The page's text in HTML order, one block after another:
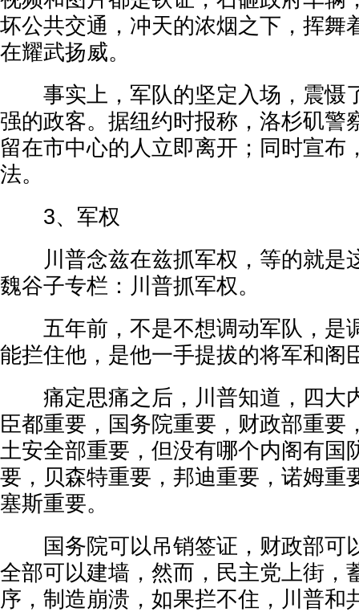
坏公共交通，冲天的浓烟之下，挥舞
在耀武扬威。
事实上，军队的坚定入场，震慑
强的政客。据纽约时报称，洛杉矶警
留在市中心的人立即离开；同时宣布
法。
3、军权
川普念兹在兹抓军权，等的就是
魏谷子专栏：川普抓军权。
五年前，不是不想调动军队，是
能拦住他，是他一手提拔的将军和阁
痛定思痛之后，川普知道，四大
臣都重要，国务院重要，财政部重要
土安全部重要，但没有哪个内阁有国
要，贝森特重要，邦迪重要，诺姆重
塞斯重要。
国务院可以吊销签证，财政部可
全部可以建墙，然而，民主党上街，
序，制造崩溃，如果拦不住，川普和